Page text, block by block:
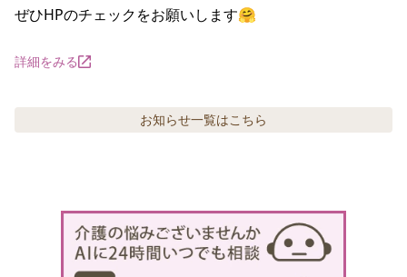
ぜひHPのチェックをお願いします🤗
詳細をみる
お知らせ一覧はこちら